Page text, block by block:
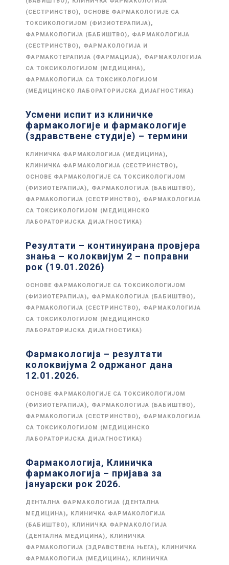
(СЕСТРИНСТВО), ОСНОВЕ ФАРМАКОЛОГИЈЕ СА
ТОКСИКОЛОГИЈОМ (ФИЗИОТЕРАПИЈА),
ФАРМАКОЛОГИЈА (БАБИШТВО), ФАРМАКОЛОГИЈА
(СЕСТРИНСТВО), ФАРМАКОЛОГИЈА И
ФАРМАКОТЕРАПИЈА (ФАРМАЦИЈА), ФАРМАКОЛОГИЈА
СА ТОКСИКОЛОГИЈОМ (МЕДИЦИНА),
ФАРМАКОЛОГИЈА СА ТОКСИКОЛОГИЈОМ
(МЕДИЦИНСКО ЛАБОРАТОРИЈСКА ДИЈАГНОСТИКА)
Усмени испит из клиничке
фармакологије и фармакологије
(здравствене студије) – термини
КЛИНИЧКА ФАРМАКОЛОГИЈА (МЕДИЦИНА),
КЛИНИЧКА ФАРМАКОЛОГИЈА (СЕСТРИНСТВО),
ОСНОВЕ ФАРМАКОЛОГИЈЕ СА ТОКСИКОЛОГИЈОМ
(ФИЗИОТЕРАПИЈА), ФАРМАКОЛОГИЈА (БАБИШТВО),
ФАРМАКОЛОГИЈА (СЕСТРИНСТВО), ФАРМАКОЛОГИЈА
СА ТОКСИКОЛОГИЈОМ (МЕДИЦИНСКО
ЛАБОРАТОРИЈСКА ДИЈАГНОСТИКА)
Резултати – континуирана провјера
знања – колоквијум 2 – поправни
рок (19.01.2026)
ОСНОВЕ ФАРМАКОЛОГИЈЕ СА ТОКСИКОЛОГИЈОМ
(ФИЗИОТЕРАПИЈА), ФАРМАКОЛОГИЈА (БАБИШТВО),
ФАРМАКОЛОГИЈА (СЕСТРИНСТВО), ФАРМАКОЛОГИЈА
СА ТОКСИКОЛОГИЈОМ (МЕДИЦИНСКО
ЛАБОРАТОРИЈСКА ДИЈАГНОСТИКА)
Фармакологија – резултати
колоквијума 2 одржаног дана
12.01.2026.
ОСНОВЕ ФАРМАКОЛОГИЈЕ СА ТОКСИКОЛОГИЈОМ
(ФИЗИОТЕРАПИЈА), ФАРМАКОЛОГИЈА (БАБИШТВО),
ФАРМАКОЛОГИЈА (СЕСТРИНСТВО), ФАРМАКОЛОГИЈА
СА ТОКСИКОЛОГИЈОМ (МЕДИЦИНСКО
ЛАБОРАТОРИЈСКА ДИЈАГНОСТИКА)
Фармакологија, Клиничка
фармакологија – пријава за
јануарски рок 2026.
ДЕНТАЛНА ФАРМАКОЛОГИЈА (ДЕНТАЛНА
МЕДИЦИНА), КЛИНИЧКА ФАРМАКОЛОГИЈА
(БАБИШТВО), КЛИНИЧКА ФАРМАКОЛОГИЈА
(ДЕНТАЛНА МЕДИЦИНА), КЛИНИЧКА
ФАРМАКОЛОГИЈА (ЗДРАВСТВЕНА ЊЕГА), КЛИНИЧКА
ФАРМАКОЛОГИЈА (МЕДИЦИНА), КЛИНИЧКА